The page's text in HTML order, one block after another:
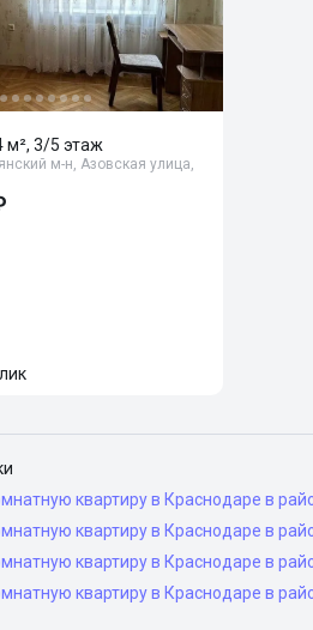
м², 3/5 этаж
м-н, Азовская улица,
квартиру в Краснодаре в
квартиру в Краснодаре в
квартиру в Краснодаре в
квартиру в Краснодаре в